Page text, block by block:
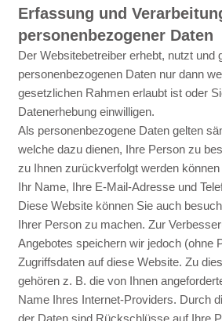
Erfassung und
personenbezogener Daten
Der Websitebetreiber erhebt, nutzt und
personenbezogenen Daten nur dann
gesetzlichen Rahmen erlaubt ist oder
Datenerhebung einwilligen.
Als personenbezogene Daten gelten
welche dazu dienen, Ihre Person zu
zu Ihnen zurückverfolgt werden
Ihr Name, Ihre E-Mail-Adresse und
Diese Website können Sie auch
Ihrer Person zu machen. Zur
Angebotes speichern wir jedoch (ohne
Zugriffsdaten auf diese Website. Zu
gehören z. B. die von Ihnen
Name Ihres Internet-Providers. Durch
der Daten sind Rückschlüsse auf Ihre